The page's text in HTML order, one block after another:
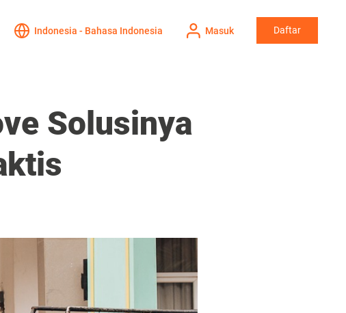
Indonesia - Bahasa Indonesia Masuk Daftar
Solusinya